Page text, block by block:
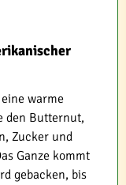
warme
den Butternut,
Zucker und
Ganze kommt
gebacken, bis